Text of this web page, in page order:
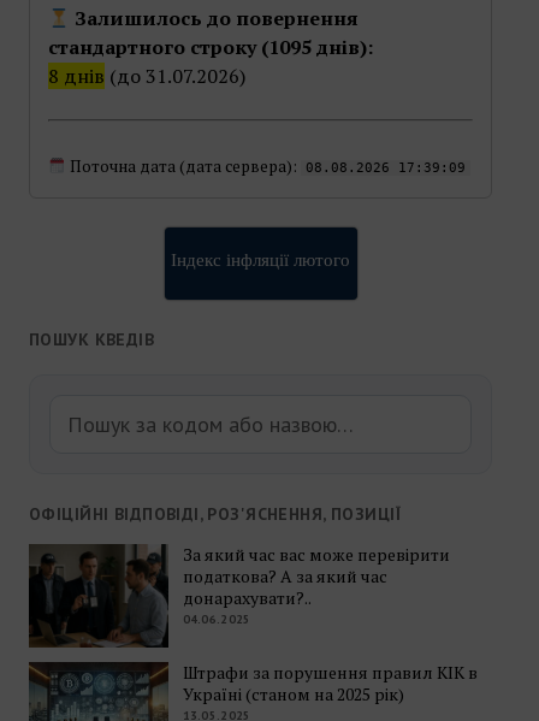
Залишилось до повернення
стандартного строку (1095 днів):
8 днів (до 31.07.2026)
Поточна дата (дата сервера): 08.08.2026 17:39:09
Індекс інфляції лютого
ПОШУК КВЕДІВ
ОФІЦІЙНІ ВІДПОВІДІ, РОЗ'ЯСНЕННЯ, ПОЗИЦІЇ
За який час вас може перевірити
податкова? А за який час
донарахувати?..
04.06.2025
Штрафи за порушення правил КІК в
Україні (станом на 2025 рік)
13.05.2025